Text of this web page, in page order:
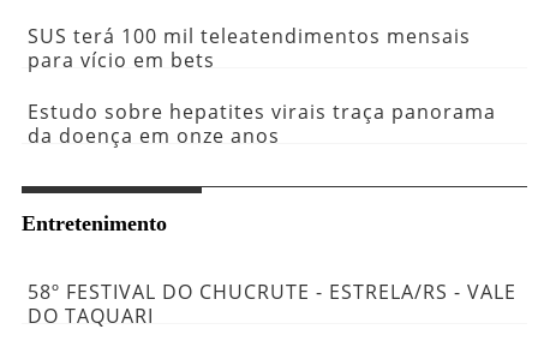
SUS terá 100 mil teleatendimentos mensais
para vício em bets
Estudo sobre hepatites virais traça panorama
da doença em onze anos
Entretenimento
58º FESTIVAL DO CHUCRUTE - ESTRELA/RS - VALE
DO TAQUARI